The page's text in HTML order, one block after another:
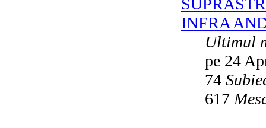
INFRA
Ultimul
pe 24
74
617